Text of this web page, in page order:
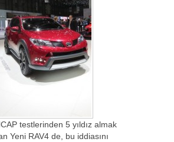
testlerinden 5 yıldız almak
Yeni RAV4 de, bu iddiasını